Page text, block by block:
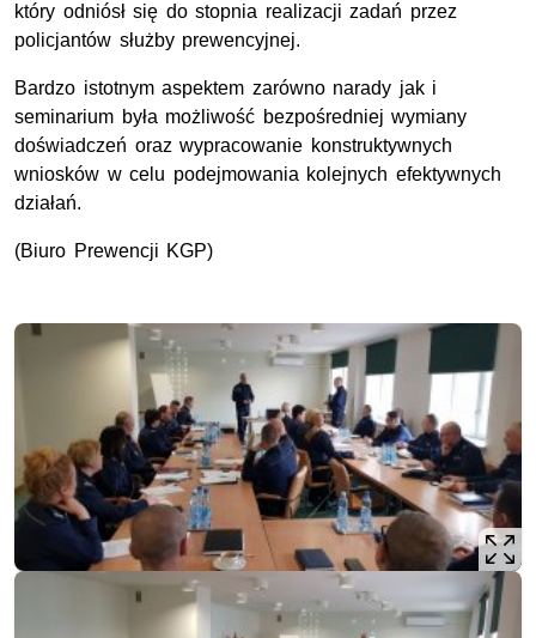
który odniósł się do stopnia realizacji zadań przez
policjantów służby prewencyjnej.
Bardzo istotnym aspektem zarówno narady jak i
seminarium była możliwość bezpośredniej wymiany
doświadczeń oraz wypracowanie konstruktywnych
wniosków w celu podejmowania kolejnych efektywnych
działań.
(Biuro Prewencji KGP)